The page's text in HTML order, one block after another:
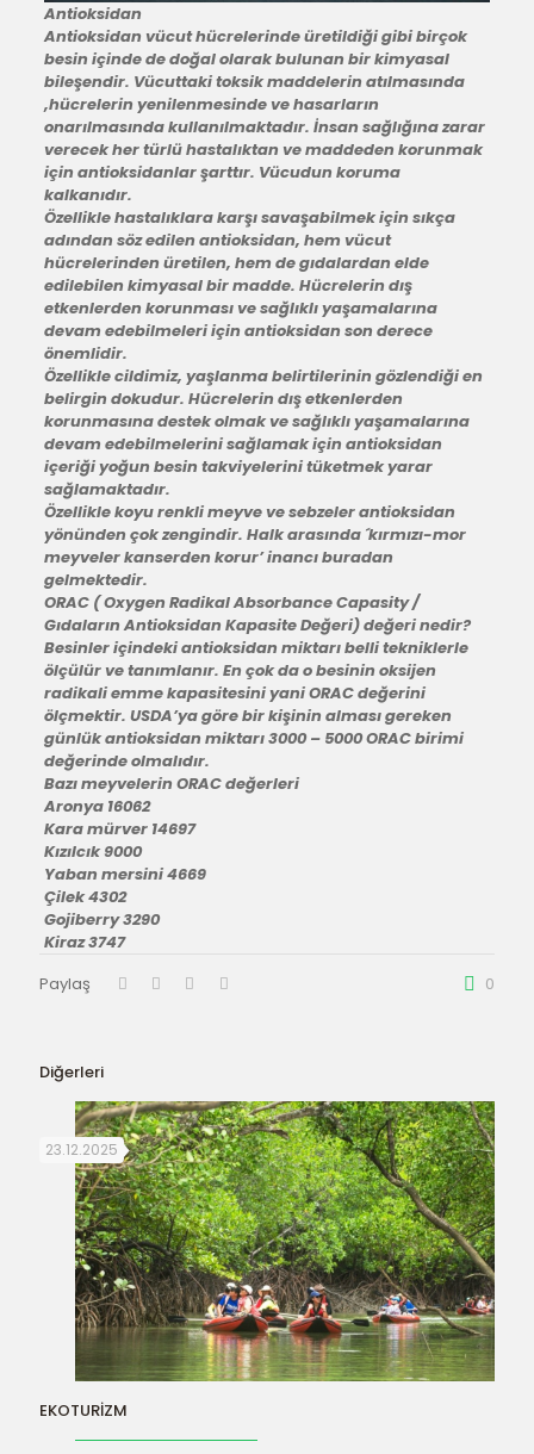
Antioksidan
Antioksidan vücut hücrelerinde üretildiği gibi birçok
besin içinde de doğal olarak bulunan bir kimyasal
bileşendir. Vücuttaki toksik maddelerin atılmasında
,hücrelerin yenilenmesinde ve hasarların
onarılmasında kullanılmaktadır. İnsan sağlığına zarar
verecek her türlü hastalıktan ve maddeden korunmak
için antioksidanlar şarttır. Vücudun koruma
kalkanıdır.
Özellikle hastalıklara karşı savaşabilmek için sıkça
adından söz edilen antioksidan, hem vücut
hücrelerinden üretilen, hem de gıdalardan elde
edilebilen kimyasal bir madde. Hücrelerin dış
etkenlerden korunması ve sağlıklı yaşamalarına
devam edebilmeleri için antioksidan son derece
önemlidir.
Özellikle cildimiz, yaşlanma belirtilerinin gözlendiği en
belirgin dokudur. Hücrelerin dış etkenlerden
korunmasına destek olmak ve sağlıklı yaşamalarına
devam edebilmelerini sağlamak için antioksidan
içeriği yoğun besin takviyelerini tüketmek yarar
sağlamaktadır.
Özellikle koyu renkli meyve ve sebzeler antioksidan
yönünden çok zengindir. Halk arasında ´kırmızı-mor
meyveler kanserden korur’ inancı buradan
gelmektedir.
ORAC ( Oxygen Radikal Absorbance Capasity /
Gıdaların Antioksidan Kapasite Değeri) değeri nedir?
Besinler içindeki antioksidan miktarı belli tekniklerle
ölçülür ve tanımlanır. En çok da o besinin oksijen
radikali emme kapasitesini yani ORAC değerini
ölçmektir. USDA’ya göre bir kişinin alması gereken
günlük antioksidan miktarı 3000 – 5000 ORAC birimi
değerinde olmalıdır.
Bazı meyvelerin ORAC değerleri
Aronya 16062
Kara mürver 14697
Kızılcık 9000
Yaban mersini 4669
Çilek 4302
Gojiberry 3290
Kiraz 3747
Paylaş
0
Diğerleri
23.12.2025
EKOTURİZM